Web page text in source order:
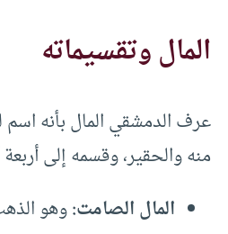
المال وتقسيماته
عرف الدمشقي المال بأنه اسم
منه والحقير، وقسمه إلى أربعة
المال الصامت:وهو